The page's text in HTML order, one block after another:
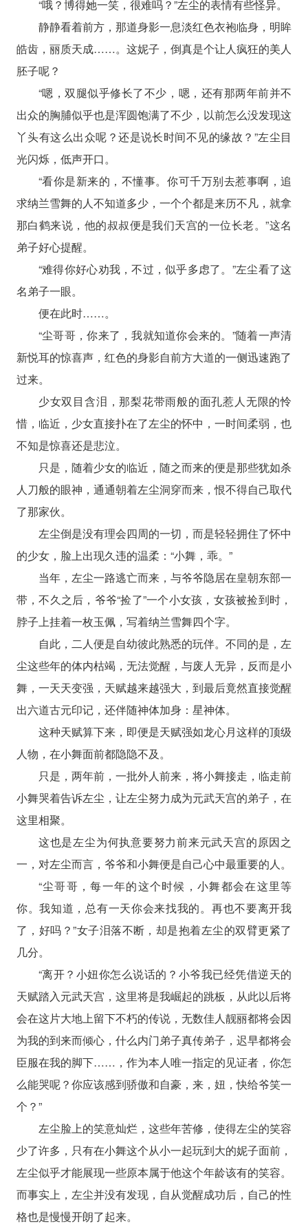
“哦？博得她一笑，很难吗？”左尘的表情有些怪异。
静静看着前方，那道身影一息淡红色衣袍临身，明眸
皓齿，丽质天成……。这妮子，倒真是个让人疯狂的美人
胚子呢？
“嗯，双腿似乎修长了不少，嗯，还有那两年前并不
出众的胸脯似乎也是浑圆饱满了不少，以前怎么没发现这
丫头有这么出众呢？还是说长时间不见的缘故？”左尘目
光闪烁，低声开口。
“看你是新来的，不懂事。你可千万别去惹事啊，追
求纳兰雪舞的人不知道多少，一个个都是来历不凡，就拿
那白鹤来说，他的叔叔便是我们天宫的一位长老。”这名
弟子好心提醒。
“难得你好心劝我，不过，似乎多虑了。”左尘看了这
名弟子一眼。
便在此时……。
“尘哥哥，你来了，我就知道你会来的。”随着一声清
新悦耳的惊喜声，红色的身影自前方大道的一侧迅速跑了
过来。
少女双目含泪，那梨花带雨般的面孔惹人无限的怜
惜，临近，少女直接扑在了左尘的怀中，一时间柔弱，也
不知是惊喜还是悲泣。
只是，随着少女的临近，随之而来的便是那些犹如杀
人刀般的眼神，通通朝着左尘洞穿而来，恨不得自己取代
了那家伙。
左尘倒是没有理会四周的一切，而是轻轻拥住了怀中
的少女，脸上出现久违的温柔：“小舞，乖。”
当年，左尘一路逃亡而来，与爷爷隐居在皇朝东部一
带，不久之后，爷爷“捡了”一个小女孩，女孩被捡到时，
脖子上挂着一枚玉佩，写着纳兰雪舞四个字。
自此，二人便是自幼彼此熟悉的玩伴。不同的是，左
尘这些年的体内枯竭，无法觉醒，与废人无异，反而是小
舞，一天天变强，天赋越来越强大，到最后竟然直接觉醒
出六道古元印记，还伴随神体加身：星神体。
这种天赋算下来，即便是天赋强如龙心月这样的顶级
人物，在小舞面前都隐隐不及。
只是，两年前，一批外人前来，将小舞接走，临走前
小舞哭着告诉左尘，让左尘努力成为元武天宫的弟子，在
这里相聚。
这也是左尘为何执意要努力前来元武天宫的原因之
一，对左尘而言，爷爷和小舞便是自己心中最重要的人。
“尘哥哥，每一年的这个时候，小舞都会在这里等
你。我知道，总有一天你会来找我的。再也不要离开我
了，好吗？”女子泪落不断，却是抱着左尘的双臂更紧了
几分。
“离开？小妞你怎么说话的？小爷我已经凭借逆天的
天赋踏入元武天宫，这里将是我崛起的跳板，从此以后将
会在这片大地上留下不朽的传说，无数佳人靓丽都将会因
为我的到来而倾心，什么内门弟子真传弟子，迟早都将会
臣服在我的脚下……，作为本人唯一指定的见证者，你怎
么能哭呢？你应该感到骄傲和自豪，来，妞，快给爷笑一
个？”
左尘脸上的笑意灿烂，这些年苦修，使得左尘的笑容
少了许多，只有在小舞这个从小一起玩到大的妮子面前，
左尘似乎才能展现一些原本属于他这个年龄该有的笑容。
而事实上，左尘并没有发现，自从觉醒成功后，自己的性
格也是慢慢开朗了起来。